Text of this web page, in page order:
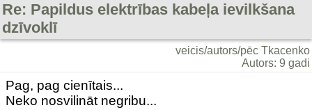
Re: Papildus elektrības kabeļa ievilkšana
dzīvoklī
veicis/autors/pēc Tkacenko
Autors: 9 gadi
Pag, pag cienītais...
Neko nosvilināt negribu...